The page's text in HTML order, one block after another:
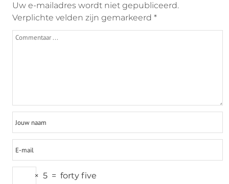
Uw e-mailadres wordt niet gepubliceerd.
Verplichte velden zijn gemarkeerd *
× 5 = forty five